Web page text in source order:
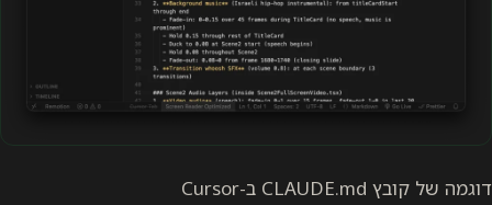
דוגמה של קובץ CLAUDE.md ב-Cursor